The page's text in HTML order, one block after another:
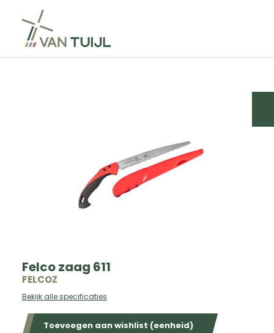
Felco zaag 611
FELCOZ
Bekijk alle specificaties
Toevoegen aan wishlist (eenheid)